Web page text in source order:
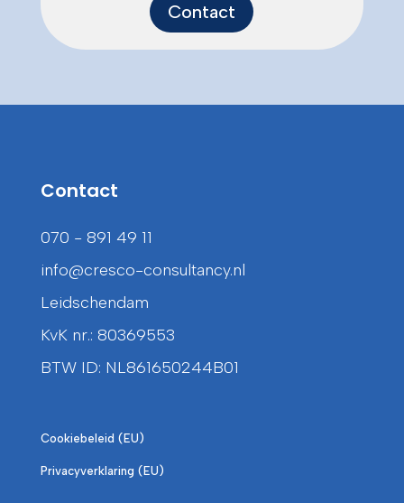
Contact
Contact
070 - 891 49 11
info@cresco-consultancy.nl
Leidschendam
KvK nr.: 80369553
BTW ID: NL861650244B01
Cookiebeleid (EU)
Privacyverklaring (EU)